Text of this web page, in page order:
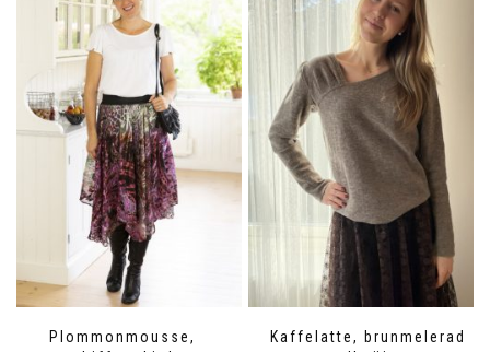
Plommonmousse,
Kaffelatte, brunmelerad